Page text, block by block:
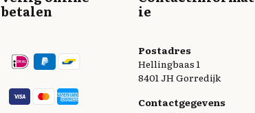
betalen ie
Postadres
Hellingbaas 1
8401 JH Gorredijk
Contactgegevens